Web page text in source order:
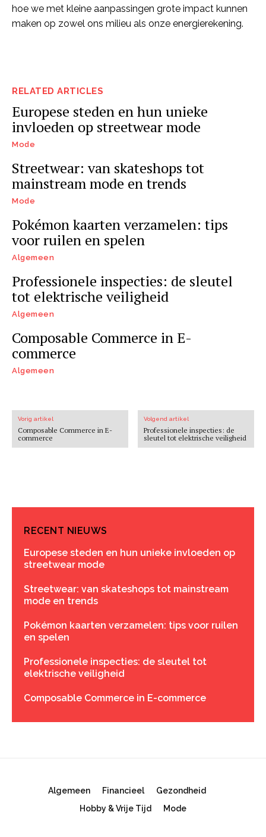
RELATED ARTICLES
Europese steden en hun unieke
invloeden op streetwear mode
Mode
Streetwear: van skateshops tot
mainstream mode en trends
Mode
Pokémon kaarten verzamelen: tips
voor ruilen en spelen
Algemeen
Professionele inspecties: de sleutel
tot elektrische veiligheid
Algemeen
Composable Commerce in E-
commerce
Algemeen
hoe we met kleine aanpassingen grote impact kunnen
maken op zowel ons milieu als onze energierekening.
Vorig artikel
Composable Commerce in E-
commerce
Volgend artikel
Professionele inspecties: de
sleutel tot elektrische veiligheid
RECENT NIEUWS
Europese steden en hun unieke invloeden op
streetwear mode
Streetwear: van skateshops tot mainstream
mode en trends
Pokémon kaarten verzamelen: tips voor ruilen
en spelen
Professionele inspecties: de sleutel tot
elektrische veiligheid
Composable Commerce in E-commerce
Algemeen Financieel
Gezondheid
Hobby & Vrije Tijd
Mode